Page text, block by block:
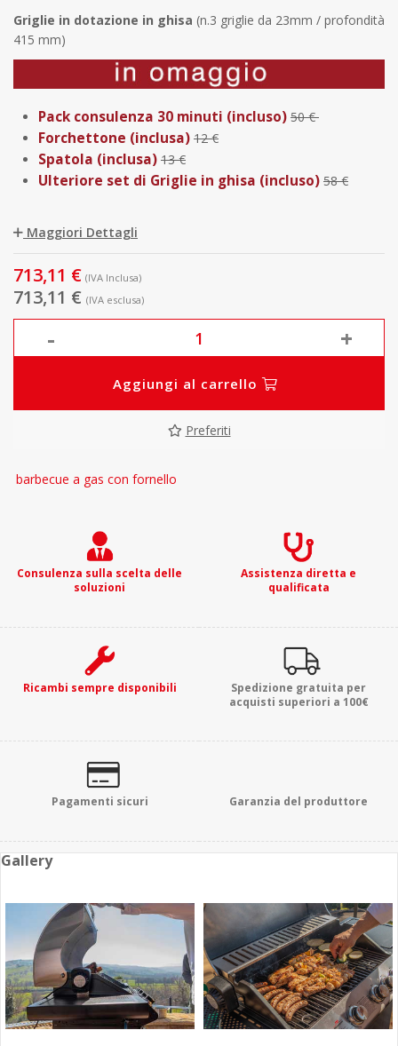
Griglie in dotazione in ghisa (n.3 griglie da 23mm / profondità
415 mm)
Pack consulenza 30 minuti (incluso) 50 €
Forchettone (inclusa) 12 €
Spatola (inclusa) 13 €
Ulteriore set di Griglie in ghisa (incluso) 58 €
Maggiori Dettagli
713,11 € (IVA Inclusa)
713,11 € (IVA esclusa)
- +
Aggiungi al carrello
Preferiti
barbecue a gas con fornello
Consulenza sulla scelta delle
soluzioni
Assistenza diretta e
qualificata
Ricambi sempre disponibili
Spedizione gratuita per
acquisti superiori a 100€
Pagamenti sicuri Garanzia del produttore
Gallery